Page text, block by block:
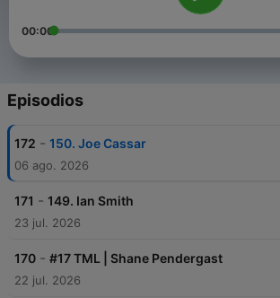
00:00
Episodios
172 - 150. Joe Cassar
06 ago. 2026
171 - 149. Ian Smith
23 jul. 2026
170 - #17 TML | Shane Pendergast
22 jul. 2026